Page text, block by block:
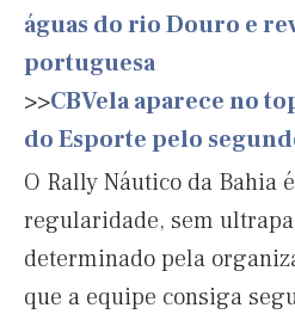
águas do rio Douro e
portuguesa
>>CBVela aparece no
do Esporte pelo
O Rally Náutico da Bahia
regularidade, sem
determinado pela
que a equipe consiga